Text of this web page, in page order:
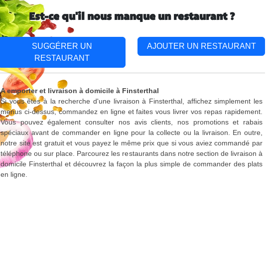
Est-ce qu'il nous manque un restaurant ?
SUGGÉRER UN
RESTAURANT
AJOUTER UN RESTAURANT
A emporter et livraison à domicile à Finsterthal
Si vous êtes à la recherche d'une livraison à Finsterthal, affichez simplement les
menus ci-dessus, commandez en ligne et faites vous livrer vos repas rapidement.
Vous pouvez également consulter nos avis clients, nos promotions et rabais
spéciaux avant de commander en ligne pour la collecte ou la livraison. En outre,
notre site est gratuit et vous payez le même prix que si vous aviez commandé par
téléphone ou sur place. Parcourez les restaurants dans notre section de livraison à
domicile Finsterthal et découvrez la façon la plus simple de commander des plats
en ligne.